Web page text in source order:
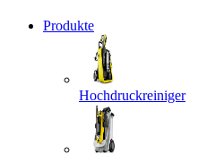
Produkte
Hochdruckreiniger